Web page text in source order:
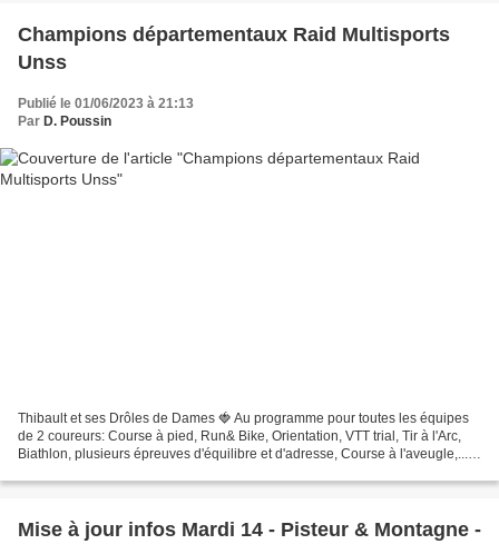
Champions départementaux Raid Multisports
Unss
Publié le 01/06/2023 à 21:13
Par D. Poussin
Thibault et ses Drôles de Dames 🍓 Au programme pour toutes les équipes
de 2 coureurs: Course à pied, Run& Bike, Orientation, VTT trial, Tir à l'Arc,
Biathlon, plusieurs épreuves d'équilibre et d'adresse, Course à l'aveugle,...
Mise à jour infos Mardi 14 - Pisteur & Montagne -